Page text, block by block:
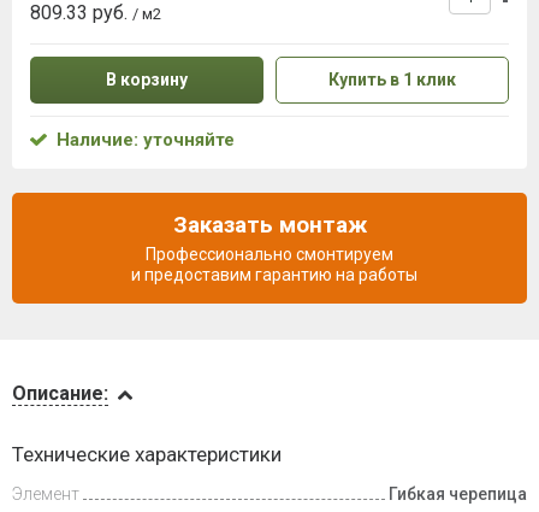
Видеообзоры
Описание:
Технические характеристики
Элемент
Гибкая черепица
809.33 руб. / м2
В корзину Купить в 1 клик
Наличие: уточняйте
Заказать монтаж
Профессионально смонтируем
и предоставим гарантию на работы